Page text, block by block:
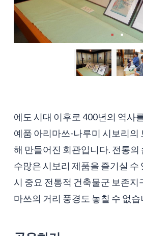
에도 시대 이후로 400년의 역사
예품 아리마쓰-나루미 시보리의
해 만들어진 회관입니다. 전통의
수많은 시보리 제품을 즐기실 수
시 중요 전통적 건축물군 보존지
마쓰의 거리 풍경도 놓칠 수 없습